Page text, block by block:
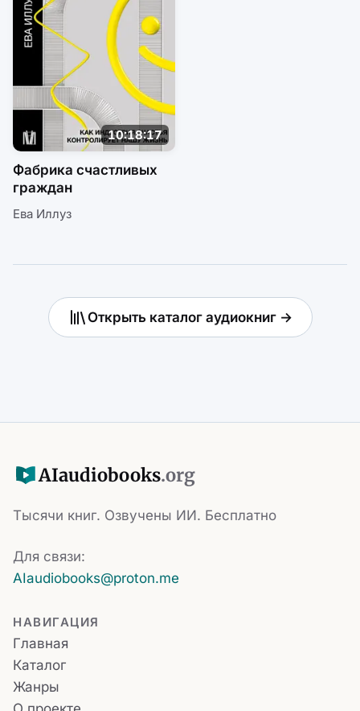
10:18:17
Фабрика счастливых
граждан
Ева Иллуз
Открыть каталог аудиокниг →
AIaudiobooks.org
Тысячи книг. Озвучены ИИ. Бесплатно
Для связи:
AIaudiobooks@proton.me
НАВИГАЦИЯ
Главная
Каталог
Жанры